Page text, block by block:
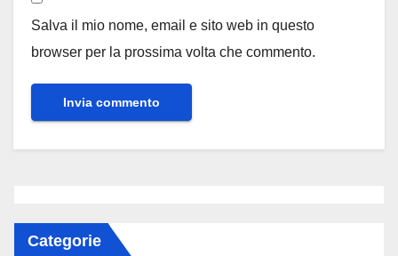
Salva il mio nome, email e sito web in questo
browser per la prossima volta che commento.
Categorie